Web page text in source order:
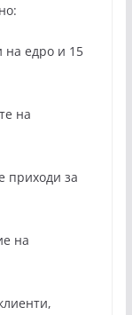
на едро и 15
на
приходи за
на